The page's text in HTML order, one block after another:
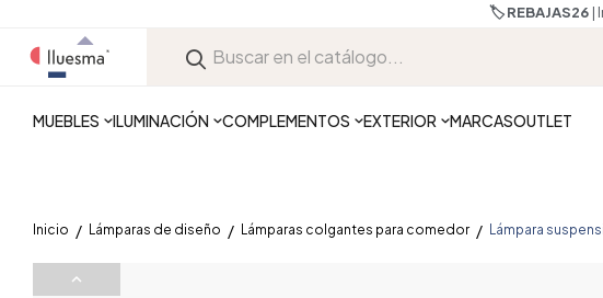
🏷️ REBAJAS26|
MUEBLES ILUMINACIÓN COMPLEMENTOS EXTERIOR MARCASOUTLET
Inicio Lámparas de diseño Lámparas colgantes para comedor Lámpara